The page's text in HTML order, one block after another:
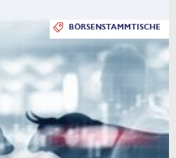
BÖRSENSTAMMTISCHE